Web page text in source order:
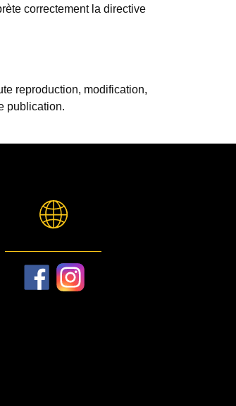
correctement la directive
reproduction, modification,
publication.